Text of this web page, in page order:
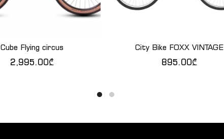
ᲙᲐᲚᲐᲗᲐᲨᲘ ᲓᲐᲛᲐᲢᲔᲑᲐ
Cube Flying circus
2,995.00₾
QUICK SHOP
City Bike FOXX VINTAGE
895.00₾